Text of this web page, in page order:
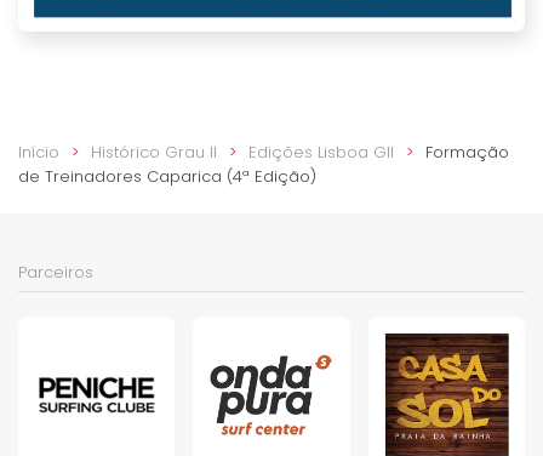
Início Histórico Grau II Edições Lisboa GII
Formação
de Treinadores Caparica (4ª Edição)
Parceiros